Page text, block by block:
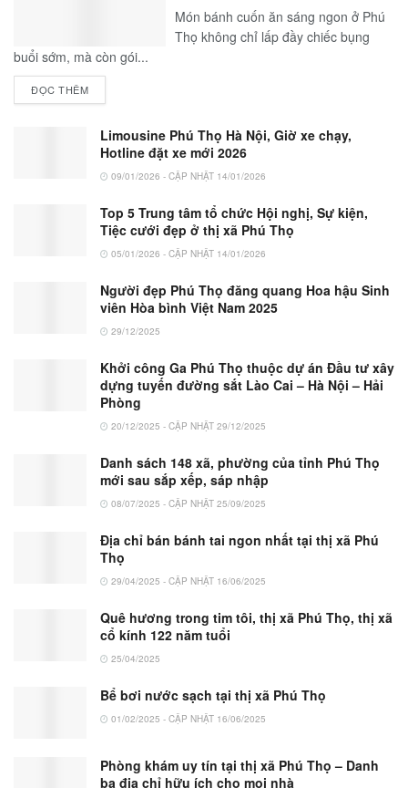
Món bánh cuốn ăn sáng ngon ở Phú
Thọ không chỉ lấp đầy chiếc bụng
buổi sớm, mà còn gói...
ĐỌC THÊM
Limousine Phú Thọ Hà Nội, Giờ xe chạy,
Hotline đặt xe mới 2026
09/01/2026 - CẬP NHẬT 14/01/2026
Top 5 Trung tâm tổ chức Hội nghị, Sự kiện,
Tiệc cưới đẹp ở thị xã Phú Thọ
05/01/2026 - CẬP NHẬT 14/01/2026
Người đẹp Phú Thọ đăng quang Hoa hậu Sinh
viên Hòa bình Việt Nam 2025
29/12/2025
Khởi công Ga Phú Thọ thuộc dự án Đầu tư xây
dựng tuyến đường sắt Lào Cai – Hà Nội – Hải
Phòng
20/12/2025 - CẬP NHẬT 29/12/2025
Danh sách 148 xã, phường của tỉnh Phú Thọ
mới sau sắp xếp, sáp nhập
08/07/2025 - CẬP NHẬT 25/09/2025
Địa chỉ bán bánh tai ngon nhất tại thị xã Phú
Thọ
29/04/2025 - CẬP NHẬT 16/06/2025
Quê hương trong tim tôi, thị xã Phú Thọ, thị xã
cổ kính 122 năm tuổi
25/04/2025
Bể bơi nước sạch tại thị xã Phú Thọ
01/02/2025 - CẬP NHẬT 16/06/2025
Phòng khám uy tín tại thị xã Phú Thọ – Danh
bạ địa chỉ hữu ích cho mọi nhà